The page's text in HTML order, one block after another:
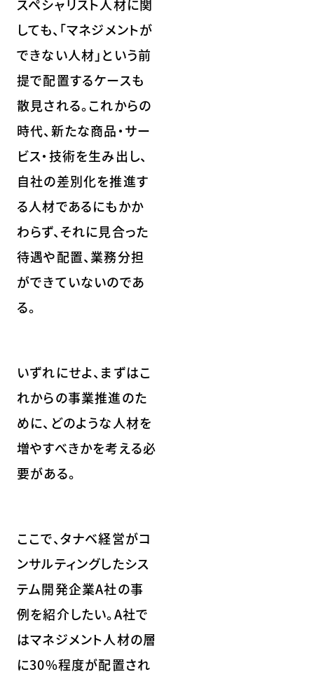
スペシャリスト人材に関
しても、「マネジメントが
できない人材」という前
提で配置するケースも
散見される。これからの
時代、新たな商品・サー
ビス・技術を生み出し、
自社の差別化を推進す
る人材であるにもかか
わらず、それに見合った
待遇や配置、業務分担
ができていないのであ
る。
いずれにせよ、まずはこ
れからの事業推進のた
めに、どのような人材を
増やすべきかを考える必
要がある。
ここで、タナベ経営がコ
ンサルティングしたシス
テム開発企業A社の事
例を紹介したい。A社で
はマネジメント人材の層
に30%程度が配置され